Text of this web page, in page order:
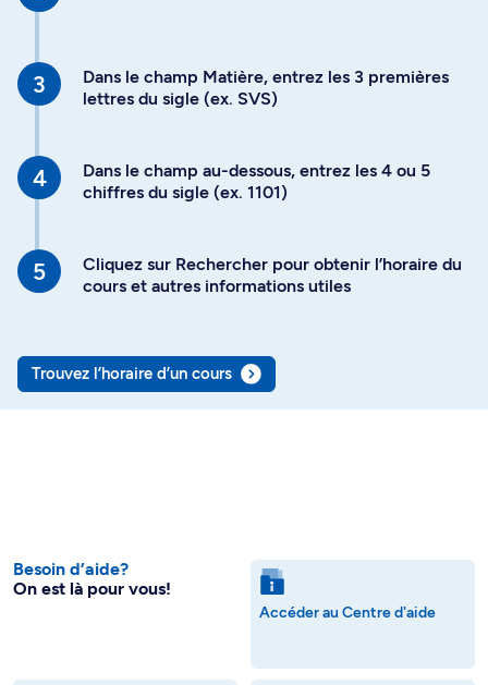
Dans le champ Matière, entrez les 3 premières
lettres du sigle (ex. SVS)
Dans le champ au-dessous, entrez les 4 ou 5
chiffres du sigle (ex. 1101)
Cliquez sur Rechercher pour obtenir l’horaire du
cours et autres informations utiles
Trouvez l’horaire d’un cours
Besoin d’aide?
On est là pour vous!
Accéder au Centre d'aide